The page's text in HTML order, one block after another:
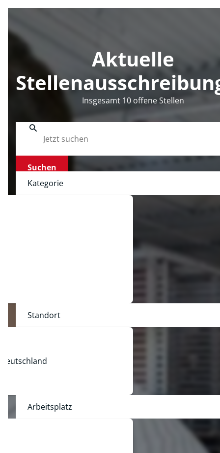
Aktuelle
Insgesamt 10 offene Stellen
Suchen
Kategorie
Standort
Arbeitsplatz